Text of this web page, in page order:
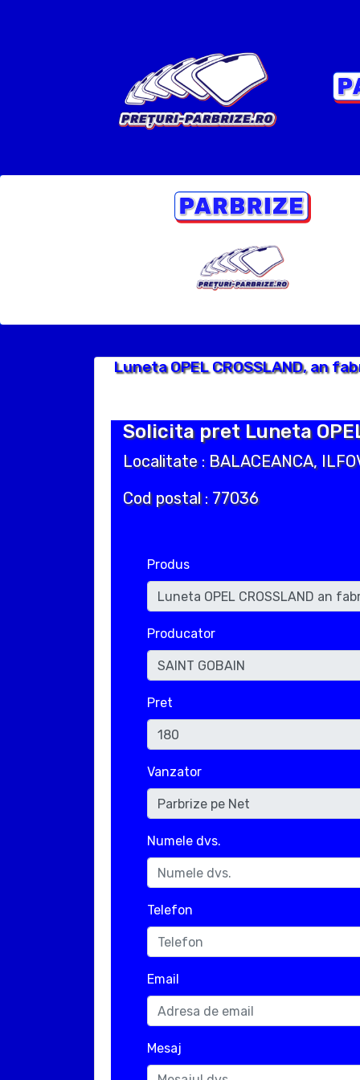
Luneta OPEL CROSSLAND, an
Solicita pret Luneta
Localitate : BALACEANCA,
Cod postal : 77036
Produs
Producator
Pret
Vanzator
Numele dvs.
Telefon
Email
Mesaj